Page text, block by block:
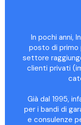
In pochi anni,
posto di primo
settore
clienti privati
Già dal 1995,
per i bandi di
e consulenze